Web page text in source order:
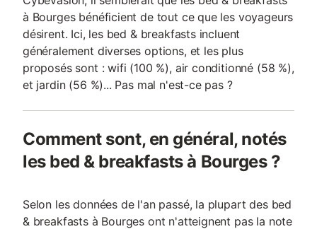
à Bourges bénéficient de tout ce que les voyageurs
désirent. Ici, les bed & breakfasts incluent
généralement diverses options, et les plus
proposés sont : wifi (100 %), air conditionné (58 %),
et jardin (56 %)... Pas mal n'est-ce pas ?
Comment sont, en général, notés
les bed & breakfasts à Bourges ?
Selon les données de l'an passé, la plupart des bed
& breakfasts à Bourges ont n'atteignent pas la note